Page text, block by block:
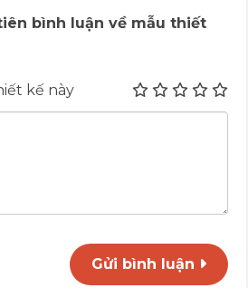
bình luận về mẫu thiết
kế này
Gửi bình luận